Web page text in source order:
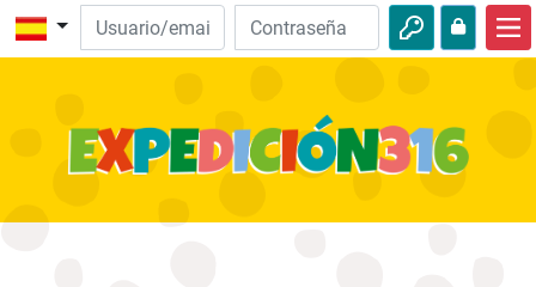
Descubre la Biblia